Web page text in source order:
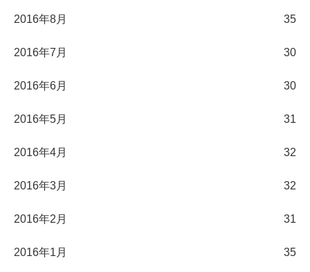
2016年8月 35
2016年7月 30
2016年6月 30
2016年5月 31
2016年4月 32
2016年3月 32
2016年2月 31
2016年1月 35